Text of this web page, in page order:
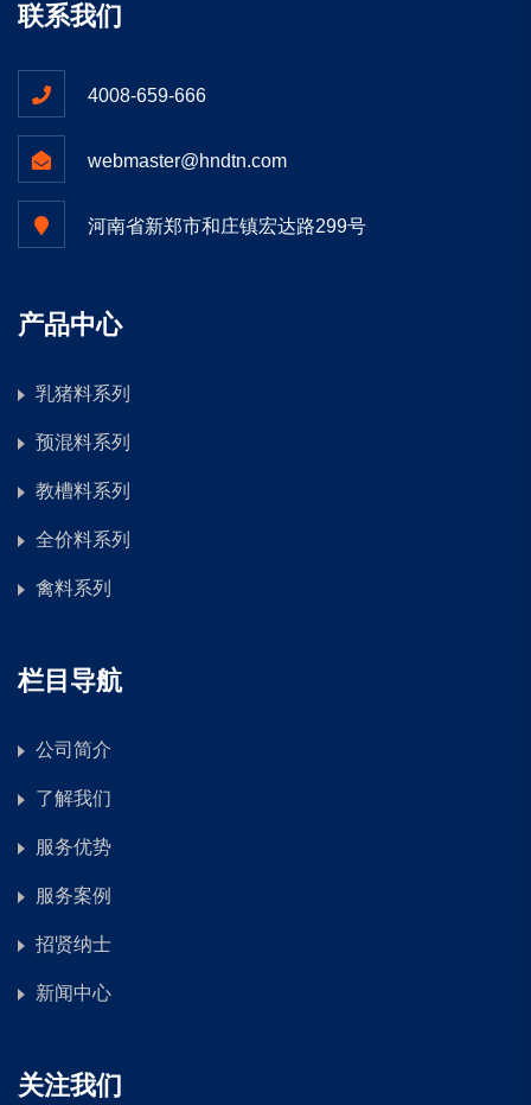
联系我们
4008-659-666
webmaster@hndtn.com
河南省新郑市和庄镇宏达路299号
产品中心
乳猪料系列
预混料系列
教槽料系列
全价料系列
禽料系列
栏目导航
公司简介
了解我们
服务优势
服务案例
招贤纳士
新闻中心
关注我们